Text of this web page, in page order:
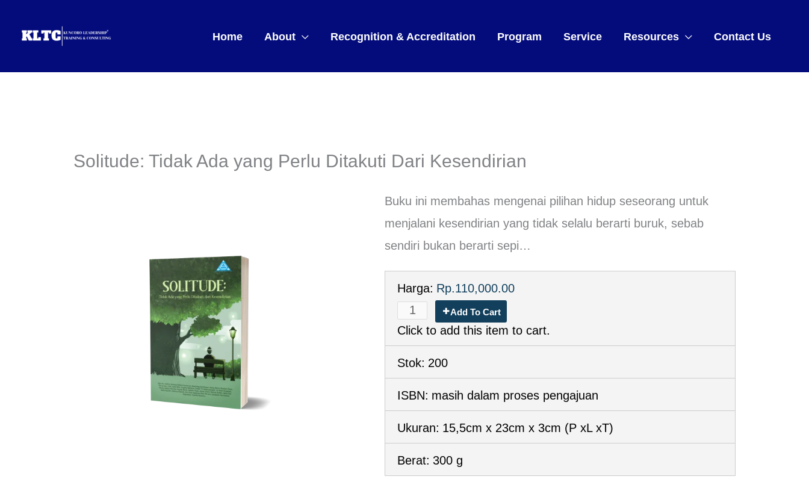
Home About Recognition & Accreditation Program Service Resources Contact Us
Solitude: Tidak Ada yang Perlu Ditakuti Dari Kesendirian
Buku ini membahas mengenai pilihan hidup seseorang untuk
menjalani kesendirian yang tidak selalu berarti buruk, sebab
sendiri bukan berarti sepi…
Harga: Rp.110,000.00
Add To Cart
Click to add this item to cart.
Stok: 200
ISBN: masih dalam proses pengajuan
Ukuran: 15,5cm x 23cm x 3cm (P xL xT)
Berat: 300 g